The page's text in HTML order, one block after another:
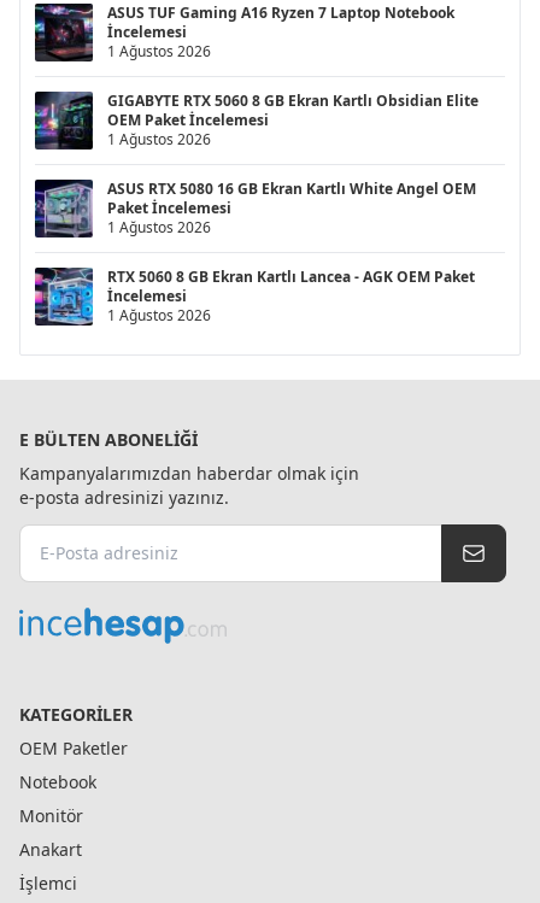
ASUS TUF Gaming A16 Ryzen 7 Laptop Notebook
İncelemesi
1 Ağustos 2026
GIGABYTE RTX 5060 8 GB Ekran Kartlı Obsidian Elite
OEM Paket İncelemesi
1 Ağustos 2026
ASUS RTX 5080 16 GB Ekran Kartlı White Angel OEM
Paket İncelemesi
1 Ağustos 2026
RTX 5060 8 GB Ekran Kartlı Lancea - AGK OEM Paket
İncelemesi
1 Ağustos 2026
E BÜLTEN ABONELIĞI
Kampanyalarımızdan haberdar olmak için
e-posta adresinizi yazınız.
KATEGORILER
OEM Paketler
Notebook
Monitör
Anakart
İşlemci